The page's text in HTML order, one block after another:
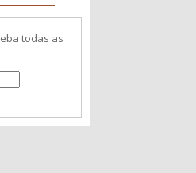
todas as